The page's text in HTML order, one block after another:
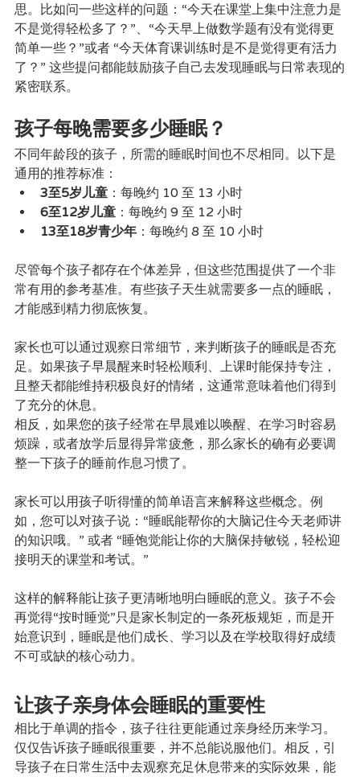
思。比如问一些这样的问题：“今天在课堂上集中注意力是
不是觉得轻松多了？”、“今天早上做数学题有没有觉得更
简单一些？”或者 “今天体育课训练时是不是觉得更有活力
了？” 这些提问都能鼓励孩子自己去发现睡眠与日常表现的
紧密联系。
孩子每晚需要多少睡眠？
不同年龄段的孩子，所需的睡眠时间也不尽相同。以下是
通用的推荐标准：
3至5岁儿童 ：每晚约 10 至 13 小时
6至12岁儿童 ：每晚约 9 至 12 小时
13至18岁青少年 ：每晚约 8 至 10 小时
尽管每个孩子都存在个体差异，但这些范围提供了一个非
常有用的参考基准。有些孩子天生就需要多一点的睡眠，
才能感到精力彻底恢复。
家长也可以通过观察日常细节，来判断孩子的睡眠是否充
足。如果孩子早晨醒来时轻松顺利、上课时能保持专注，
且整天都能维持积极良好的情绪，这通常意味着他们得到
了充分的休息。
相反，如果您的孩子经常在早晨难以唤醒、在学习时容易
烦躁，或者放学后显得异常疲惫，那么家长的确有必要调
整一下孩子的睡前作息习惯了。
家长可以用孩子听得懂的简单语言来解释这些概念。例
如，您可以对孩子说：“睡眠能帮你的大脑记住今天老师讲
的知识哦。” 或者 “睡饱觉能让你的大脑保持敏锐，轻松迎
接明天的课堂和考试。”
这样的解释能让孩子更清晰地明白睡眠的意义。孩子不会
再觉得“按时睡觉”只是家长制定的一条死板规矩，而是开
始意识到，睡眠是他们成长、学习以及在学校取得好成绩
不可或缺的核心动力。
让孩子亲身体会睡眠的重要性
相比于单调的指令，孩子往往更能通过亲身经历来学习。
仅仅告诉孩子睡眠很重要，并不总能说服他们。相反，引
导孩子在日常生活中去观察充足休息带来的实际效果，能